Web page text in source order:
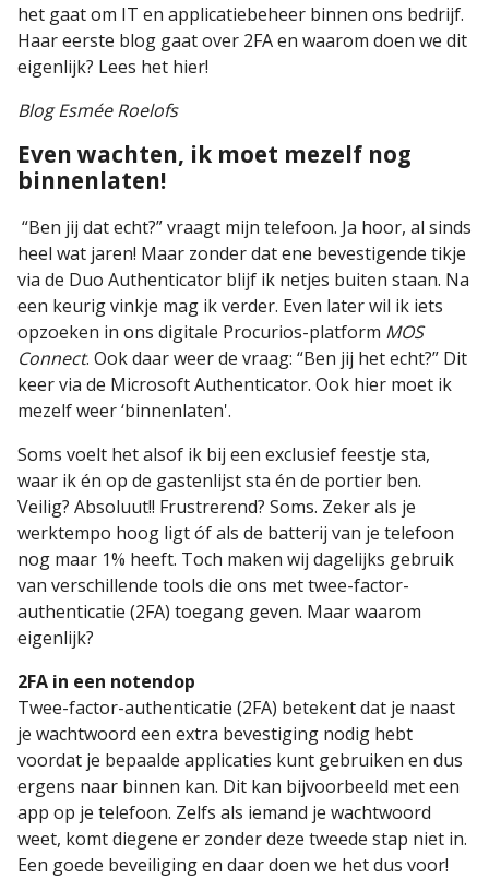
het gaat om IT en applicatiebeheer binnen ons bedrijf.
Haar eerste blog gaat over 2FA en waarom doen we dit
eigenlijk? Lees het hier!
Blog Esmée Roelofs
Even wachten, ik moet mezelf nog
binnenlaten!
“Ben jij dat echt?” vraagt mijn telefoon. Ja hoor, al sinds
heel wat jaren! Maar zonder dat ene bevestigende tikje
via de Duo Authenticator blijf ik netjes buiten staan. Na
een keurig vinkje mag ik verder. Even later wil ik iets
opzoeken in ons digitale Procurios-platform MOS
Connect. Ook daar weer de vraag: “Ben jij het echt?” Dit
keer via de Microsoft Authenticator. Ook hier moet ik
mezelf weer ‘binnenlaten'.
Soms voelt het alsof ik bij een exclusief feestje sta,
waar ik én op de gastenlijst sta én de portier ben.
Veilig? Absoluut!! Frustrerend? Soms. Zeker als je
werktempo hoog ligt óf als de batterij van je telefoon
nog maar 1% heeft. Toch maken wij dagelijks gebruik
van verschillende tools die ons met twee-factor-
authenticatie (2FA) toegang geven. Maar waarom
eigenlijk?
2FA in een notendop
Twee-factor-authenticatie (2FA) betekent dat je naast
je wachtwoord een extra bevestiging nodig hebt
voordat je bepaalde applicaties kunt gebruiken en dus
ergens naar binnen kan. Dit kan bijvoorbeeld met een
app op je telefoon. Zelfs als iemand je wachtwoord
weet, komt diegene er zonder deze tweede stap niet in.
Een goede beveiliging en daar doen we het dus voor!